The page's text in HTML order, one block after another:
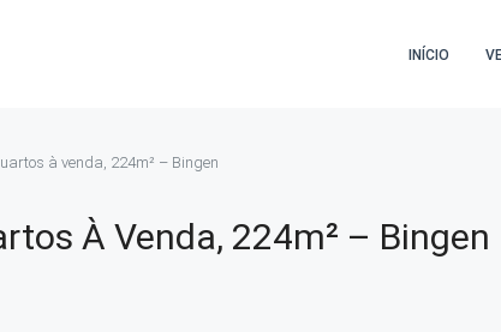
INÍCIO
à venda, 224m² – Bingen
À Venda, 224m² – Bingen